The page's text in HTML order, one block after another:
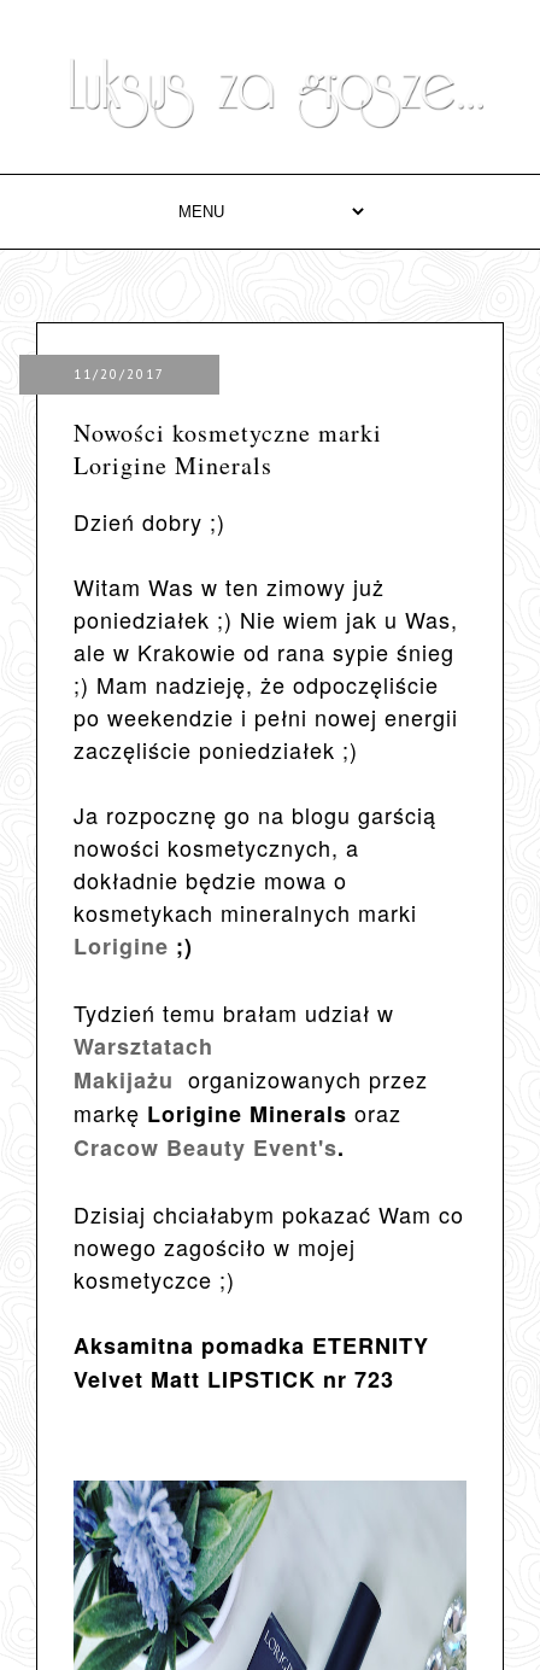
11/20/2017
Nowości kosmetyczne marki
Lorigine Minerals
Dzień dobry ;)
Witam Was w ten zimowy już
poniedziałek ;) Nie wiem jak u Was,
ale w Krakowie od rana sypie śnieg
;) Mam nadzieję, że odpoczęliście
po weekendzie i pełni nowej energii
zaczęliście poniedziałek ;)
Ja rozpocznę go na blogu garścią
nowości kosmetycznych, a
dokładnie będzie mowa o
kosmetykach mineralnych marki
Lorigine ;)
Tydzień temu brałam udział w
Warsztatach
Makijażu organizowanych przez
markę Lorigine Mineralsoraz
Cracow Beauty Event's.
Dzisiaj chciałabym pokazać Wam co
nowego zagościło w mojej
kosmetyczce ;)
Aksamitna pomadka ETERNITY
Velvet Matt LIPSTICK nr 723